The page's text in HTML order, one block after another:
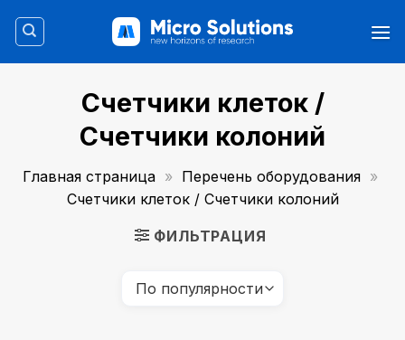
Счетчики клеток /
Счетчики колоний
Главная страница » Перечень оборудования »
Счетчики клеток / Счетчики колоний
ФИЛЬТРАЦИЯ